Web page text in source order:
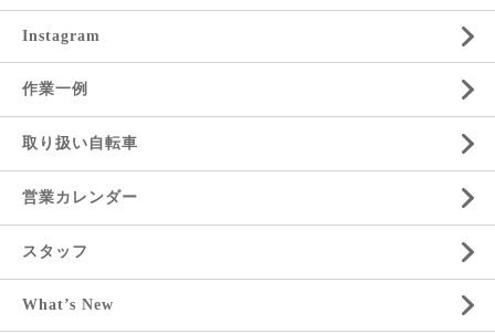
Instagram
作業一例
取り扱い自転車
営業カレンダー
スタッフ
What’s New